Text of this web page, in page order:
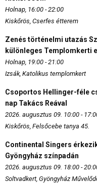
Holnap, 16:00 - 22:00
Kiskőrös, Cserfes étterem
Zenés történelmi utazás
különleges Templomkerti
Holnap, 19:00 - 21:00
Izsák, Katolikus templomkert
Csoportos Hellinger-féle
nap Takács Reával
2026. augusztus 09. 10:00 -
Kiskőrös, Felsőcebe tanya 45.
Continental Singers
Gyöngyház színpadán
2026. augusztus 09. 18:00 -
Soltvadkert, Gyöngyház